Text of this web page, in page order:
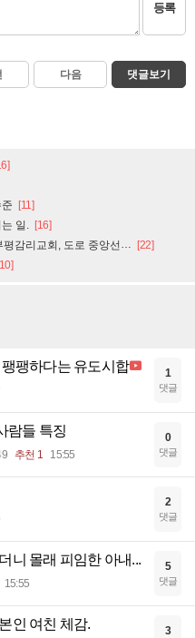
등록
다음 댓글보기
[11]
일. [16]
로 중앙선 ‘검은 페인트’로 지워 [22]
팽하다는 유도시합 1
댓글
람들 특징
추천 1 15:55
0
댓글
2
댓글
니 몰래 피임한 아내...
15:55
5
댓글
인 여친 체감. 3